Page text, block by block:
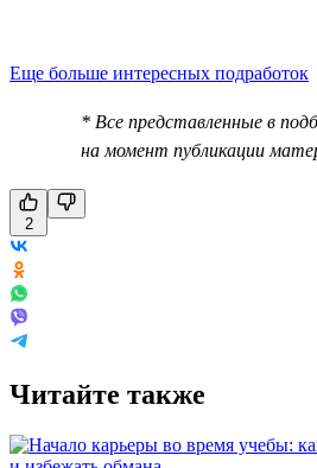
Еще больше интересных подработок
* Все представленные в
на момент публикации
2
Читайте также